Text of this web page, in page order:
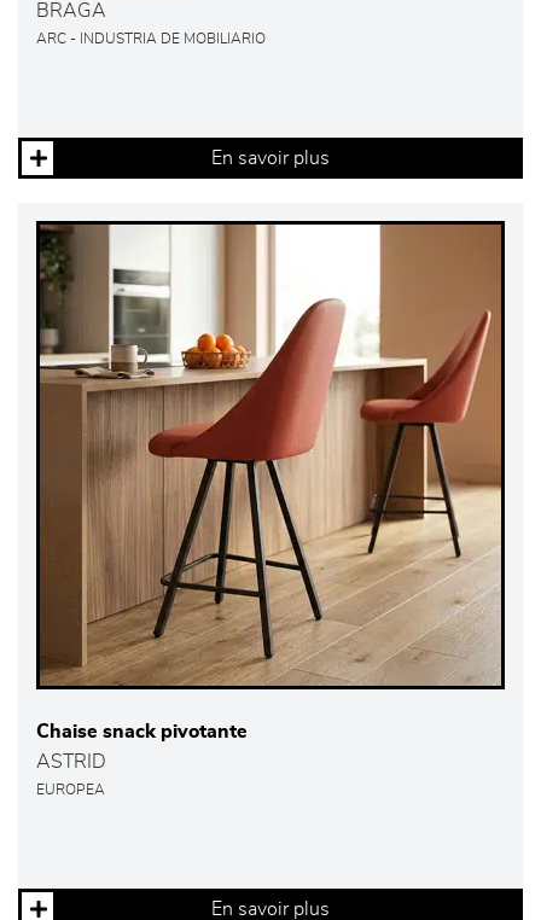
BRAGA
ARC - INDUSTRIA DE MOBILIARIO
En savoir plus
Chaise snack pivotante
ASTRID
EUROPEA
En savoir plus